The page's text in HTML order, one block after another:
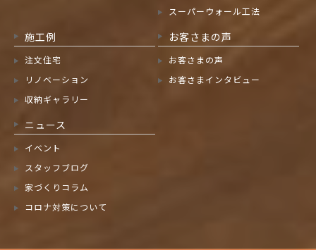
スーパーウォール工法
施工例
注文住宅
リノベーション
収納ギャラリー
お客さまの声
お客さまの声
お客さまインタビュー
ニュース
イベント
スタッフブログ
家づくりコラム
コロナ対策について